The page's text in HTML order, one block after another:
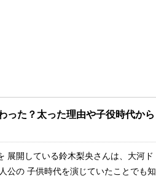
った？太った理由や子役時代から
展開している鈴木梨央さんは、大河ド
公の 子供時代を演じていたことでも知